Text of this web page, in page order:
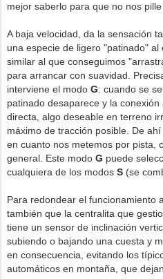
mejor saberlo para que no nos
A baja velocidad, da la sensación
una especie de ligero "patinado"
similar al que conseguimos
para arrancar con suavidad.
interviene el modo G: cuando se
patinado desaparece y la
directa, algo deseable en terreno
máximo de tracción posible. De
en cuanto nos metemos por pista,
general. Este modo G puede
cualquiera de los modos S (se
Para redondear el funcionamiento
también que la centralita que
tiene un sensor de inclinación
subiendo o bajando una cuesta y
en consecuencia, evitando los
automáticos en montaña, que